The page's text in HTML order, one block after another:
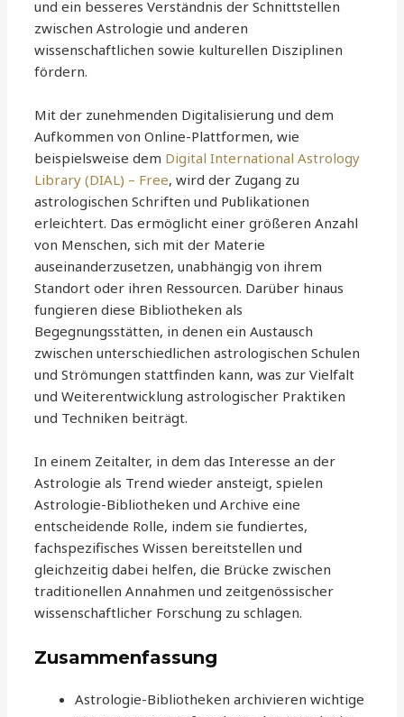
und ein besseres Verständnis der Schnittstellen
zwischen Astrologie und anderen
wissenschaftlichen sowie kulturellen Disziplinen
fördern.
Mit der zunehmenden Digitalisierung und dem
Aufkommen von Online-Plattformen, wie
beispielsweise dem Digital International Astrology
Library (DIAL) – Free, wird der Zugang zu
astrologischen Schriften und Publikationen
erleichtert. Das ermöglicht einer größeren Anzahl
von Menschen, sich mit der Materie
auseinanderzusetzen, unabhängig von ihrem
Standort oder ihren Ressourcen. Darüber hinaus
fungieren diese Bibliotheken als
Begegnungsstätten, in denen ein Austausch
zwischen unterschiedlichen astrologischen Schulen
und Strömungen stattfinden kann, was zur Vielfalt
und Weiterentwicklung astrologischer Praktiken
und Techniken beiträgt.
In einem Zeitalter, in dem das Interesse an der
Astrologie als Trend wieder ansteigt, spielen
Astrologie-Bibliotheken und Archive eine
entscheidende Rolle, indem sie fundiertes,
fachspezifisches Wissen bereitstellen und
gleichzeitig dabei helfen, die Brücke zwischen
traditionellen Annahmen und zeitgenössischer
wissenschaftlicher Forschung zu schlagen.
Zusammenfassung
Astrologie-Bibliotheken archivieren wichtige